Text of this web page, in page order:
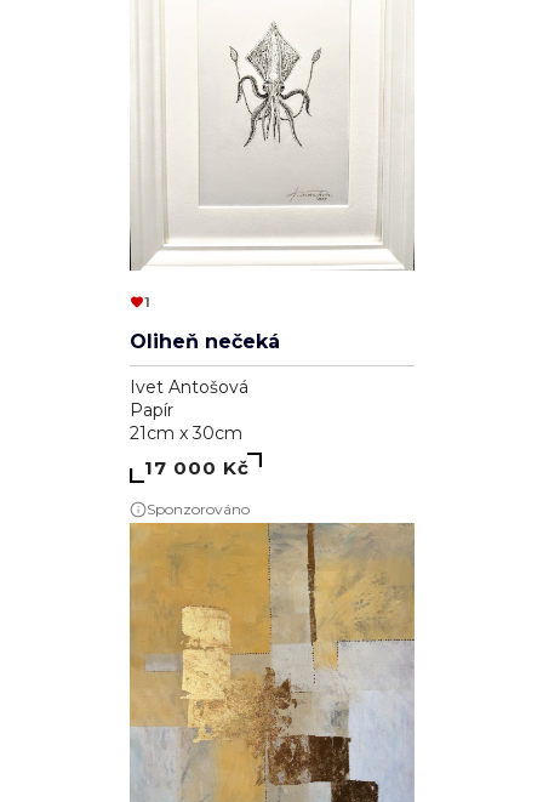
1
Oliheň nečeká
Ivet Antošová
Papír
21cm x 30cm
17 000 Kč
Sponzorováno